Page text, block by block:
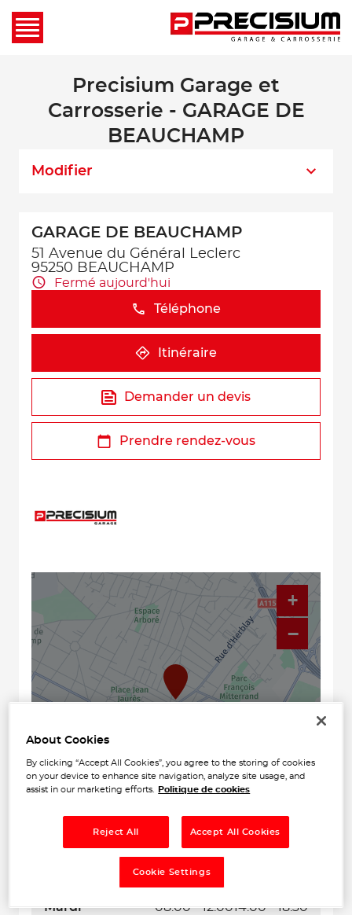
Precisium Garage et
Carrosserie - GARAGE DE
BEAUCHAMP
Modifier
GARAGE DE BEAUCHAMP
51 Avenue du Général Leclerc
95250 BEAUCHAMP
Fermé aujourd'hui
Téléphone
Itinéraire
Demander un devis
Prendre rendez-vous
Horaires d'ouverture
08:00 - 12:00
Mardi 08:00 - 12:0014:00 - 18:30
+
−
About Cookies
By clicking “Accept All Cookies”, you agree to the storing of cookies
on your device to enhance site navigation, analyze site usage, and
assist in our marketing efforts.
Politique de cookies
Reject All Accept All Cookies
Cookie Settings